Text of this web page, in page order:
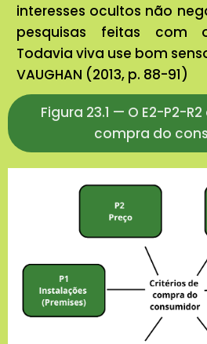
interesses ocultos não
pesquisas feitas com
Todavia viva use bom
VAUGHAN (2013, p. 88-91)
Figura 23.1 — O E2-P2-
compra do